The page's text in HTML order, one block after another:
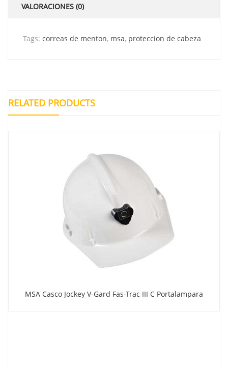
VALORACIONES (0)
Tags: correas de menton, msa, proteccion de cabeza
RELATED PRODUCTS
MSA Casco Jockey V-Gard Fas-Trac III C Portalampara